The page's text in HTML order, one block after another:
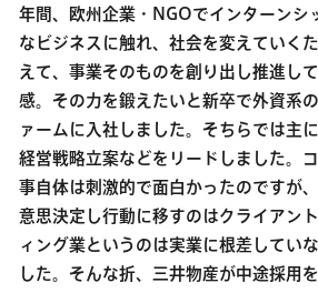
年間、欧州企業・NGOでインターンシ
なビジネスに触れ、社会を変えていく
えて、事業そのものを創り出し推進し
感。その力を鍛えたいと新卒で外資系
ァームに入社しました。そちらでは主
経営戦略立案などをリードしました。
事自体は刺激的で面白かったのですが
意思決定し行動に移すのはクライアン
ィング業というのは実業に根差してい
した。そんな折、三井物産が中途採用